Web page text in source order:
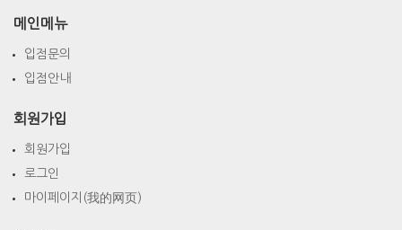
메인메뉴
입점문의
입점안내
회원가입
회원가입
로그인
마이페이지(我的网页)